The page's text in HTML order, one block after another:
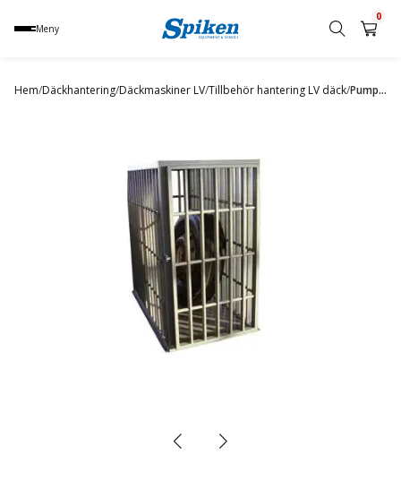
Meny
namn,
0
Hem/Däckhantering/Däckmaskiner LV/Tillbehör hantering LV däck/ Pumpbur